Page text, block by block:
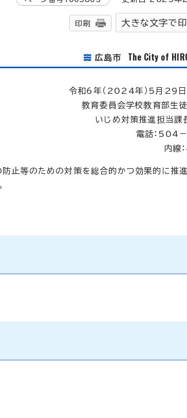
印刷 大きな文字で印
広島市 The City of
令和6年（2024年）5月29日
教育委員会学校教育部生
いじめ対策推進担当課
電話：504
内線
止等のための対策を総合的かつ効果的に推